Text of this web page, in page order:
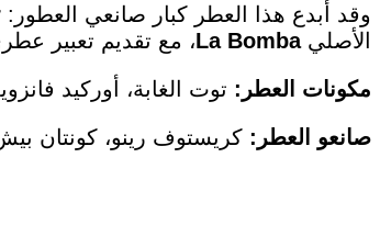
وقد أبدع هذا العطر كبار صانعي العطور:
الأصليLa Bomba، مع تقديم تعبير
مكونات العطر: توت الغابة، أوركيد
صانعو العطر: كريستوف رينو، كونتان